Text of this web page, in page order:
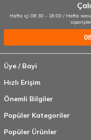
Hafta içi 08:30 - 18:00 / Hafta
Üye / Bayi
Hızlı Erişim
Önemli Bilgiler
Popüler Kategoriler
Popüler Ürünler